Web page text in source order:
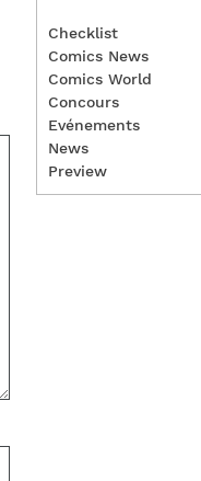
Checklist
Comics News
Comics World
Concours
Evénements
News
Preview